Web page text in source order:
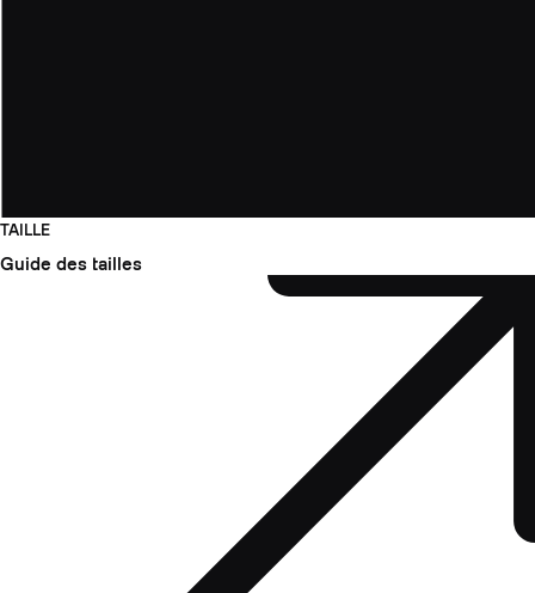
TAILLE
Guide des tailles